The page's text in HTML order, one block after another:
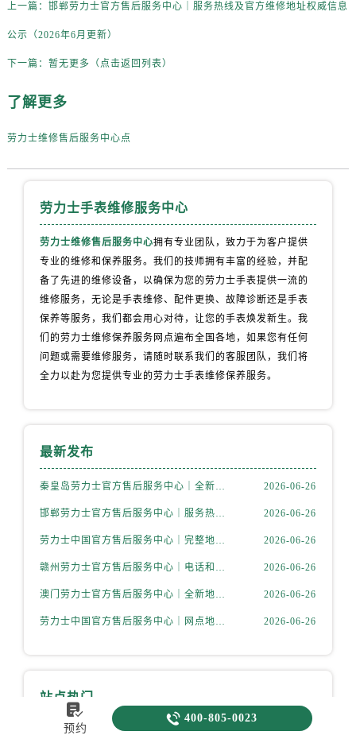
上一篇： 邯郸劳力士官方售后服务中心｜服务热线及官方维修地址权威信息
公示（2026年6月更新）
下一篇： 暂无更多（点击返回列表）
了解更多
劳力士维修售后服务中心点
劳力士手表维修服务中心
劳力士维修售后服务中心拥有专业团队，致力于为客户提供
专业的维修和保养服务。我们的技师拥有丰富的经验，并配
备了先进的维修设备，以确保为您的劳力士手表提供一流的
维修服务，无论是手表维修、配件更换、故障诊断还是手表
保养等服务，我们都会用心对待，让您的手表焕发新生。我
们的劳力士维修保养服务网点遍布全国各地，如果您有任何
问题或需要维修服务，请随时联系我们的客服团队，我们将
全力以赴为您提供专业的劳力士手表维修保养服务。
最新发布
秦皇岛劳力士官方售后服务中心｜全新维修地址及官方客服电话权威信息公示（2026年6月更新） 2026-06-26
邯郸劳力士官方售后服务中心｜服务热线及官方维修地址权威信息公示（2026年6月更新） 2026-06-26
劳力士中国官方售后服务中心｜完整地址与客服热线权威信息声明（2026年6月最新） 2026-06-26
赣州劳力士官方售后服务中心｜电话和完整地址权威信息公示（2026年6月更新） 2026-06-26
澳门劳力士官方售后服务中心｜全新地址和售后电话权威信息公示（2026年6月更新） 2026-06-26
劳力士中国官方售后服务中心｜网点地址及服务电话权威信息通知（2026年6月最新） 2026-06-26
站点热门
劳力士腕表部位大“解剖”——劳力士大讲堂开课啦！ 2023-12-24

预约
 400-805-0023